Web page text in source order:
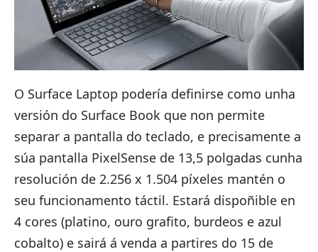
O Surface Laptop podería definirse como unha
versión do Surface Book que non permite
separar a pantalla do teclado, e precisamente a
súa pantalla PixelSense de 13,5 polgadas cunha
resolución de 2.256 x 1.504 píxeles mantén o
seu funcionamento táctil. Estará dispoñible en
4 cores (platino, ouro grafito, burdeos e azul
cobalto) e sairá á venda a partires do 15 de